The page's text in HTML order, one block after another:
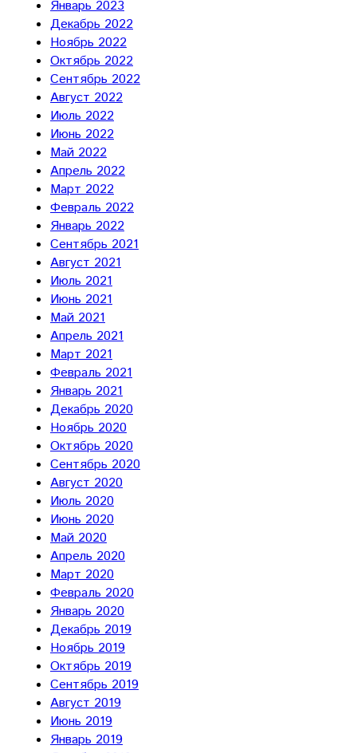
Январь 2023
Декабрь 2022
Ноябрь 2022
Октябрь 2022
Сентябрь 2022
Август 2022
Июль 2022
Июнь 2022
Май 2022
Апрель 2022
Март 2022
Февраль 2022
Январь 2022
Сентябрь 2021
Август 2021
Июль 2021
Июнь 2021
Май 2021
Апрель 2021
Март 2021
Февраль 2021
Январь 2021
Декабрь 2020
Ноябрь 2020
Октябрь 2020
Сентябрь 2020
Август 2020
Июль 2020
Июнь 2020
Май 2020
Апрель 2020
Март 2020
Февраль 2020
Январь 2020
Декабрь 2019
Ноябрь 2019
Октябрь 2019
Сентябрь 2019
Август 2019
Июнь 2019
Январь 2019